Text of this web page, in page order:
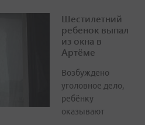
Шестилетний
ребенок выпал
из окна в
Артёме
Возбуждено
уголовное дело,
ребёнку
оказывают